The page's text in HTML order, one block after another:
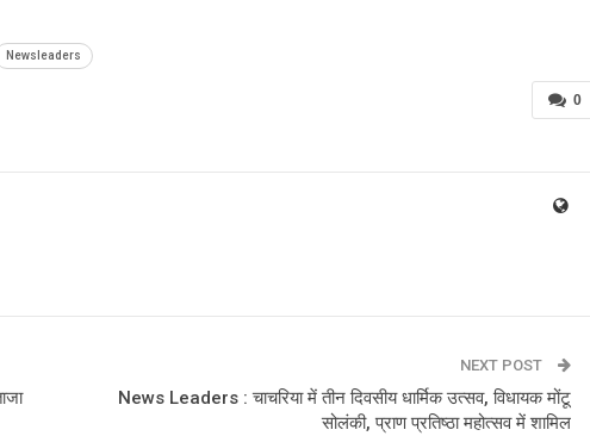
Newsleaders
0
NEXT POST
News Leaders : चाचरिया में तीन दिवसीय धार्मिक उत्सव, विधायक मोंटू
सोलंकी, प्राण प्रतिष्ठा महोत्सव में शामिल